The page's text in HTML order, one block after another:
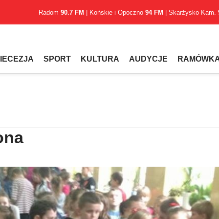
Radom 90.7 FM | Końskie i Opoczno 94 FM | Skarżysko Kam.
SPORT KULTURA AUDYCJE